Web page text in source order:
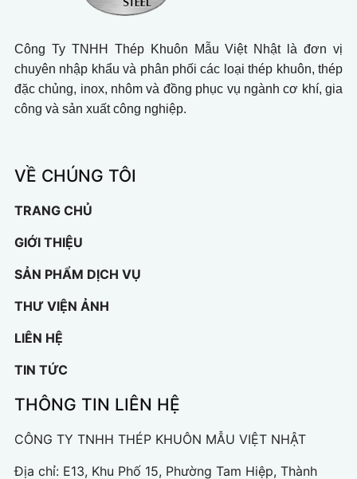
Công Ty TNHH Thép Khuôn Mẫu Việt Nhật là đơn vị
chuyên nhập khẩu và phân phối các loại thép khuôn, thép
đặc chủng, inox, nhôm và đồng phục vụ ngành cơ khí, gia
công và sản xuất công nghiệp.
VỀ CHÚNG TÔI
TRANG CHỦ
GIỚI THIỆU
SẢN PHẨM DỊCH VỤ
THƯ VIỆN ẢNH
LIÊN HỆ
TIN TỨC
THÔNG TIN LIÊN HỆ
CÔNG TY TNHH THÉP KHUÔN MẪU VIỆT NHẬT
Địa chỉ: E13, Khu Phố 15, Phường Tam Hiệp, Thành